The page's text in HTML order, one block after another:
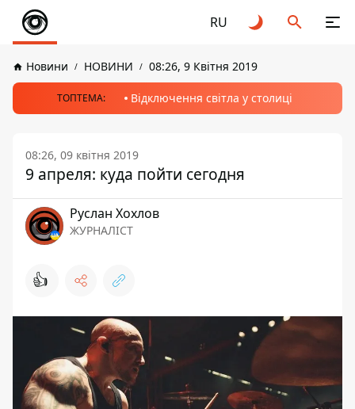
RU
Новини НОВИНИ 08:26, 9 Квітня 2019
ТОПТЕМА: Відключення світла у столиці
08:26, 09 квітня 2019
9 апреля: куда пойти сегодня
Руслан Хохлов
ЖУРНАЛІСТ
👍